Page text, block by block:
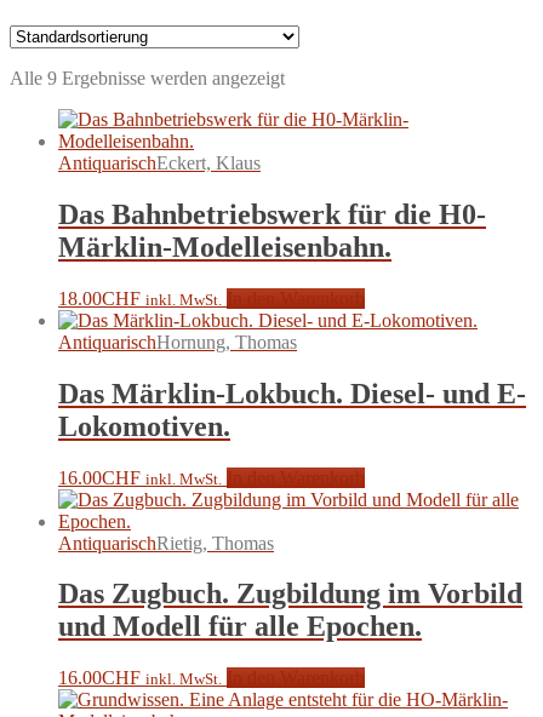
Alle 9 Ergebnisse werden angezeigt
AntiquarischEckert, Klaus
Das Bahnbetriebswerk für die H0-
Märklin-Modelleisenbahn.
18.00CHF inkl. MwSt.
AntiquarischHornung, Thomas
Das Märklin-Lokbuch. Diesel- und E-
Lokomotiven.
16.00CHF inkl. MwSt.
AntiquarischRietig, Thomas
Das Zugbuch. Zugbildung im Vorbild
und Modell für alle Epochen.
16.00CHF inkl. MwSt.